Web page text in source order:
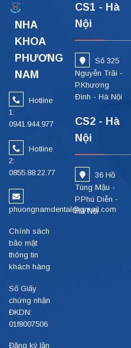
NHA
KHOA
PHƯƠNG
NAM
Hotline
1:
0941.944.977
Hotline
2:
0855.88.22.77
phuongnamdental@gmail.com
Chính sách
bảo mật
thông tin
khách hàng
Số Giấy
chứng nhận
ĐKDN:
01f8007506
Đăng ký lần
CS1 - Hà
Nội
Số 325
Nguyễn Trãi -
P.Khương
Đình - Hà Nội
CS2 - Hà
Nội
36 Hồ
Tùng Mậu -
P.Phú Diễn -
Hà Nội